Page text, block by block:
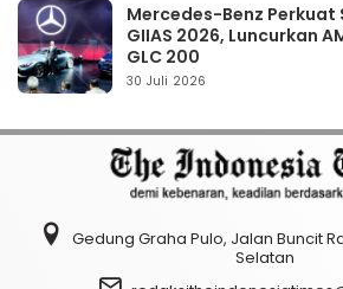
Mercedes-Benz Perkuat
GIIAS 2026, Luncurkan
GLC 200
30 Juli 2026
Gedung Graha Pulo, Jalan Buncit
Selatan